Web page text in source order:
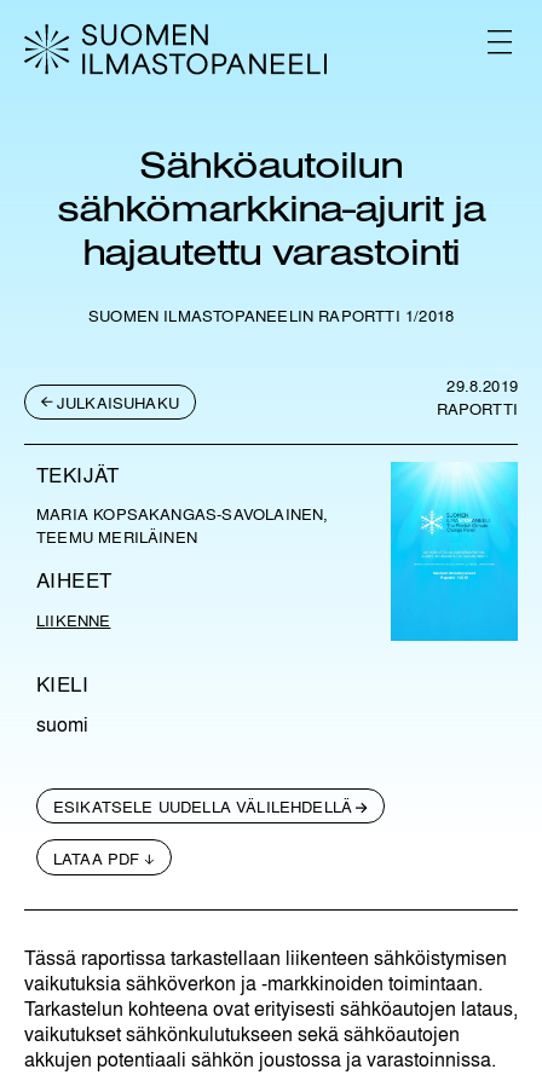
V
A
Sähköautoilun
sähkömarkkina-ajurit ja
hajautettu varastointi
SUOMEN ILMASTOPANEELIN RAPORTTI 1/2018
JULKAISUHAKU
29.8.2019
RAPORTTI
TEKIJÄT
MARIA KOPSAKANGAS-SAVOLAINEN,
TEEMU MERILÄINEN
AIHEET
LIIKENNE
KIELI
suomi
ESIKATSELE UUDELLA VÄLILEHDELLÄ
LATAA PDF
Tässä raportissa tarkastellaan liikenteen sähköistymisen
vaikutuksia sähköverkon ja -markkinoiden toimintaan.
Tarkastelun kohteena ovat erityisesti sähköautojen lataus,
vaikutukset sähkönkulutukseen sekä sähköautojen
akkujen potentiaali sähkön joustossa ja varastoinnissa.